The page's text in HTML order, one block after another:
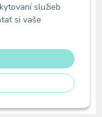
služieb
si vaše
eshopu cez UNIobchod